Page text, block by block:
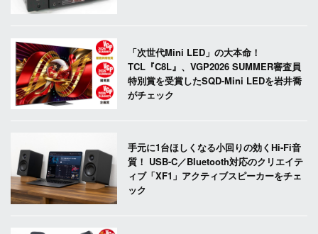
「次世代Mini LED」の大本命！
TCL『C8L』、VGP2026 SUMMER審査員
特別賞を受賞したSQD-Mini LEDを岩井喬
がチェック
手元に1台ほしくなる小回りの効くHi-Fi音
質！ USB-C／Bluetooth対応のクリエイテ
ィブ「XF1」アクティブスピーカーをチェ
ック